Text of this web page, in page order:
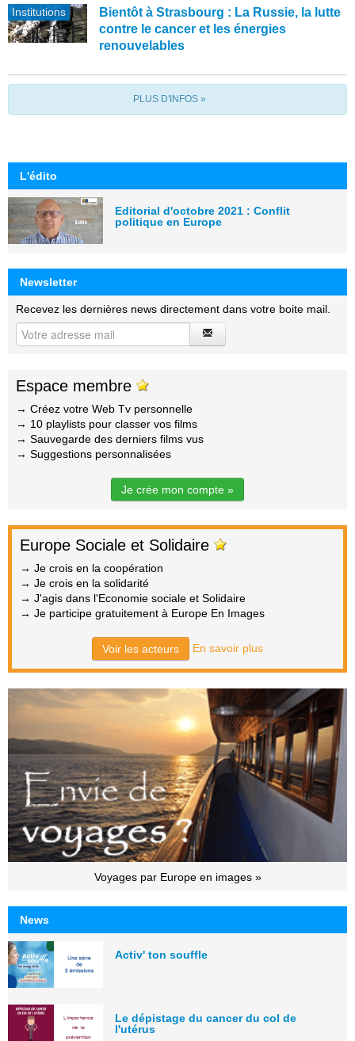
Institutions
Bientôt à Strasbourg : La Russie, la lutte
contre le cancer et les énergies
renouvelables
PLUS D'INFOS »
L'édito
Editorial d'octobre 2021 : Conflit
politique en Europe
Newsletter
Recevez les dernières news directement dans votre boite mail.
Espace membre
→ Créez votre Web Tv personnelle
→ 10 playlists pour classer vos films
→ Sauvegarde des derniers films vus
→ Suggestions personnalisées
Je crée mon compte »
Europe Sociale et Solidaire
→ Je crois en la coopération
→ Je crois en la solidarité
→ J'agis dans l'Economie sociale et Solidaire
→ Je participe gratuitement à Europe En Images
Voir les acteurs En savoir plus
Voyages par Europe en images »
News
Activ' ton souffle
Le dépistage du cancer du col de
l'utérus